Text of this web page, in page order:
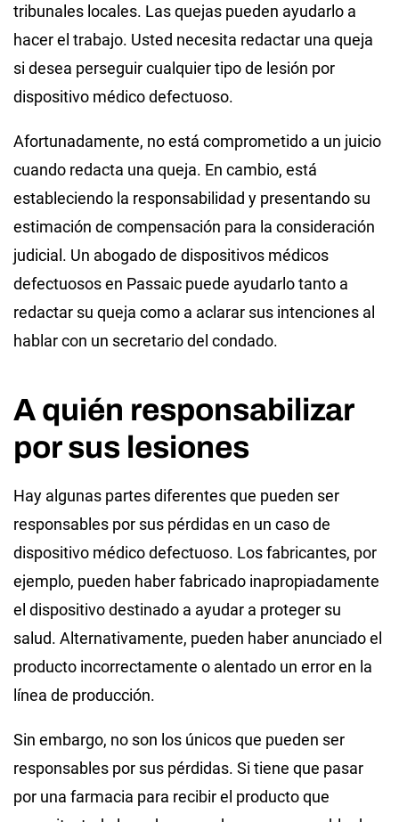
tribunales locales. Las quejas pueden ayudarlo a
hacer el trabajo. Usted necesita redactar una queja
si desea perseguir cualquier tipo de lesión por
dispositivo médico defectuoso.
Afortunadamente, no está comprometido a un juicio
cuando redacta una queja. En cambio, está
estableciendo la responsabilidad y presentando su
estimación de compensación para la consideración
judicial. Un abogado de dispositivos médicos
defectuosos en Passaic puede ayudarlo tanto a
redactar su queja como a aclarar sus intenciones al
hablar con un secretario del condado.
A quién responsabilizar
por sus lesiones
Hay algunas partes diferentes que pueden ser
responsables por sus pérdidas en un caso de
dispositivo médico defectuoso. Los fabricantes, por
ejemplo, pueden haber fabricado inapropiadamente
el dispositivo destinado a ayudar a proteger su
salud. Alternativamente, pueden haber anunciado el
producto incorrectamente o alentado un error en la
línea de producción.
Sin embargo, no son los únicos que pueden ser
responsables por sus pérdidas. Si tiene que pasar
por una farmacia para recibir el producto que